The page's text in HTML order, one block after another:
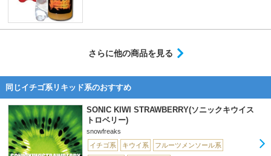
さらに他の商品を見る
同じイチゴ系リキッド系のおすすめ
SONIC KIWI STRAWBERRY(ソニックキウイス
トロベリー)
snowfreaks
イチゴ系
キウイ系 フルーツメンソール系